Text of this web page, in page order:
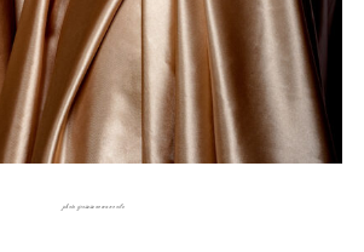
photo grossesse avec un voile